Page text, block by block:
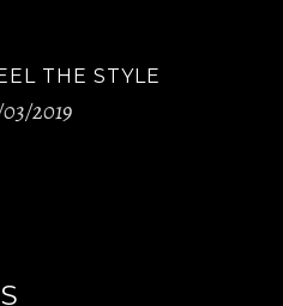
THE STYLE
03/2019